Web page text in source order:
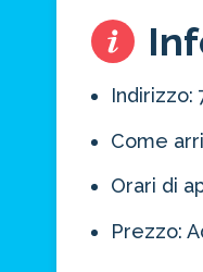
Indirizzo:
Come
Orari di
Prezzo: